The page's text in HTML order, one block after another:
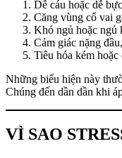
Dễ cáu hoặc dễ
Căng vùng cổ vai
Khó ngủ hoặc ngủ
Cảm giác nặng
Tiêu hóa kém hoặc
Những biểu hiện này
Chúng đến dần dần khi
VÌ SAO